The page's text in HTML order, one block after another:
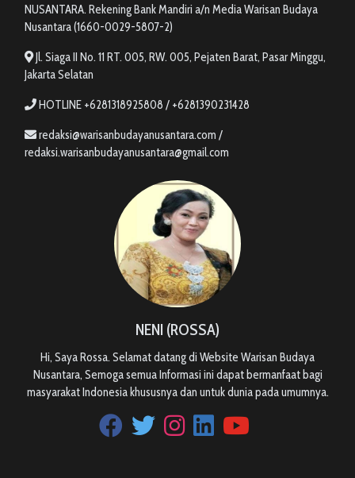
NUSANTARA. Rekening Bank Mandiri a/n Media Warisan Budaya
Nusantara (1660-0029-5807-2)
Jl. Siaga II No. 11 RT. 005, RW. 005, Pejaten Barat, Pasar Minggu,
Jakarta Selatan
HOTLINE +6281318925808 / +6281390231428
redaksi@warisanbudayanusantara.com /
redaksi.warisanbudayanusantara@gmail.com
NENI (ROSSA)
Hi, Saya Rossa. Selamat datang di Website Warisan Budaya
Nusantara, Semoga semua Informasi ini dapat bermanfaat bagi
masyarakat Indonesia khususnya dan untuk dunia pada umumnya.